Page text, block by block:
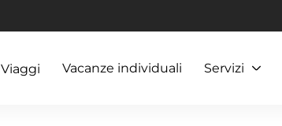
Viaggi Vacanze individuali Servizi